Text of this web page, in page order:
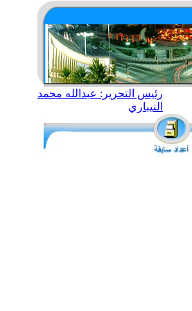
رئيس التحرير: عبدالله محمد
النيباري